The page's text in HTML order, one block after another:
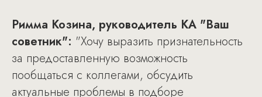
Римма Козина, руководитель КА "Ваш
советник": "Хочу выразить признательность
за предоставленную возможность
пообщаться с коллегами, обсудить
актуальные проблемы в подборе